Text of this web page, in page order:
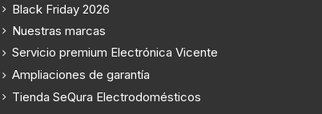
Black Friday 2026
Nuestras marcas
Servicio premium Electrónica Vicente
Ampliaciones de garantía
Tienda SeQura Electrodomésticos